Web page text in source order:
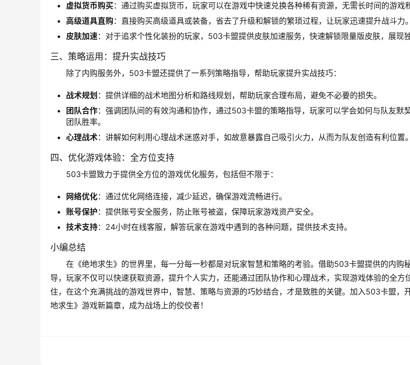
虚拟货币购买：通过购买虚拟货币，玩家可以在游戏中快速兑换各种稀有资源，无需长时间的游戏
高级道具直购：直接购买高级道具或装备，省去了升级和解锁的繁琐过程，让玩家迅速提升战斗力。
皮肤加速：对于追求个性化装扮的玩家，503卡盟提供皮肤加速服务，快速解锁限量版皮肤，展现独
三、策略运用：提升实战技巧
除了内购服务外，503卡盟还提供了一系列策略指导，帮助玩家提升实战技巧：
战术规划 ：提供详细的战术地图分析和路线规划，帮助玩家合理布局，避免不必要的损失。
团队合作：强调团队间的有效沟通和协作，通过503卡盟的策略指导，玩家可以学会如何与队友默
团队胜率。
心理战术：讲解如何利用心理战术迷惑对手，如故意暴露自己吸引火力，从而为队友创造有利位置。
四、优化游戏体验：全方位支持
503卡盟致力于提供全方位的游戏优化服务，包括但不限于：
网络优化：通过优化网络连接，减少延迟，确保游戏流畅进行。
账号保护 ：提供账号安全服务，防止账号被盗，保障玩家游戏资产安全。
技术支持：24小时在线客服，解答玩家在游戏中遇到的各种问题，提供技术支持。
小编总结
在《绝地求生》的世界里，每一分每一秒都是对玩家智慧和策略的考验。借助503卡盟提供的内购
导，玩家不仅可以快速获取资源，提升个人实力，还能通过团队协作和心理战术，实现游戏体验的全方
住，在这个充满挑战的游戏世界中，智慧、策略与资源的巧妙结合，才是致胜的关键。加入503卡盟，
地求生》游戏新篇章，成为战场上的佼佼者！